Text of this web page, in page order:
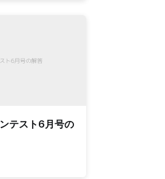
テスト6月号の